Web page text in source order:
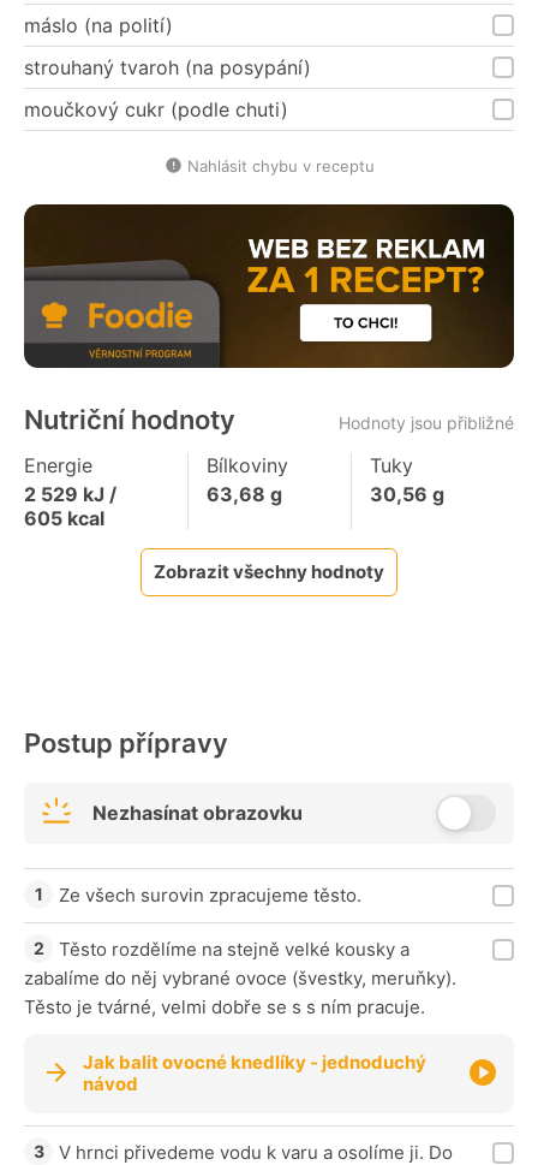
máslo (na polití)
strouhaný tvaroh (na posypání)
moučkový cukr (podle chuti)
Nahlásit chybu v receptu
Nutriční hodnoty Hodnoty jsou přibližné
Energie
2 529 kJ /
605 kcal
Bílkoviny
63,68 g
Tuky
30,56 g
Zobrazit všechny hodnoty
Postup přípravy
Nezhasínat obrazovku
Ze všech surovin zpracujeme těsto.
Těsto rozdělíme na stejně velké kousky a
zabalíme do něj vybrané ovoce (švestky, meruňky).
Těsto je tvárné, velmi dobře se s s ním pracuje.
Jak balit ovocné knedlíky - jednoduchý
návod
V hrnci přivedeme vodu k varu a osolíme ji. Do